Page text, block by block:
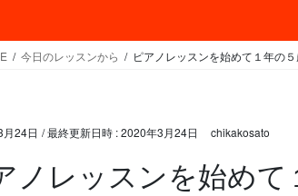
今日のレッスンから ピアノレッスンを始めて１年の
24日 / 最終更新日時 :2020年3月24日 chikakosato
ノレッスンを始め